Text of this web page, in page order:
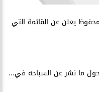
يعلن عن القائمة التي
ما نشر عن السباحه في...